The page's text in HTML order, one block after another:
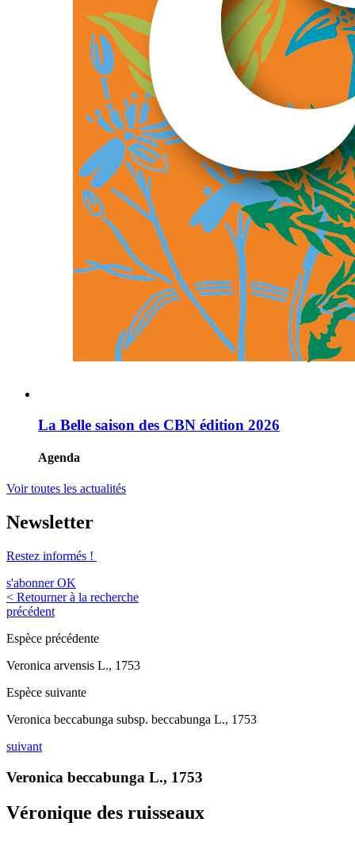
La Belle saison des CBN édition 2026
Agenda
Voir toutes les actualités
Newsletter
Restez informés !
s'abonner OK
< Retourner à la recherche
précédent
Espèce précédente
Veronica arvensis L., 1753
Espèce suivante
Veronica beccabunga subsp. beccabunga L., 1753
suivant
Veronica beccabunga L., 1753
Véronique des ruisseaux